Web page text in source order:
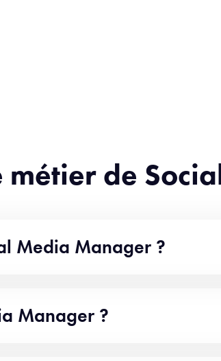
métier de
Media Manager ?
Manager ?